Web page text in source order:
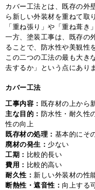
カバー工法とは、既存の外
ら新しい外装材を重ねて取
「重ね張り」や「重ね葺き
一方、塗装工事は、既存の
ることで、防水性や美観性
この二つの工法の最も大き
去するか」という点にありま
カバー工法
工事内容： 既存材の上から
主な目的： 防水性・耐久性
性の向上
既存材の処理： 基本的にそ
廃材の発生： 少ない
工期： 比較的長い
費用： 比較的高い
耐久性： 新しい外装材の性
断熱性・遮音性： 向上する